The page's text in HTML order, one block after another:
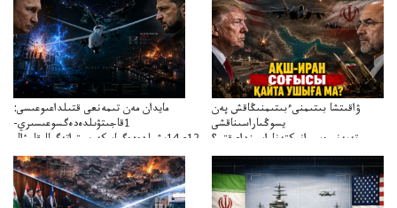
مايدان مەن تىمەنعى قتىلداعىوعىسى:
1قاجىتۋىلدەدەگسوعىسىري-
سترات12ي14ىشىلدەدەگىاسكەريستراتەگيالىقاحۋال
ۋاقىتشا بىتىمنىءبىتىمنىڭاقش پەن
يسوڭىاراسىناقشى
تەپەنىرەسيرانىكتەناراسىنداعىقتى؟
تەكەتىرەسنەلىكتەنقايتاۋشىقتى؟